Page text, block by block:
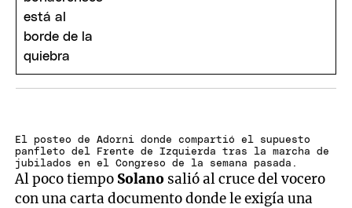
El posteo de Adorni donde compartió el supuesto
panfleto del Frente de Izquierda tras la marcha de
jubilados en el Congreso de la semana pasada.
Al poco tiempo Solano salió al cruce del vocero
con una carta documento donde le exigía una